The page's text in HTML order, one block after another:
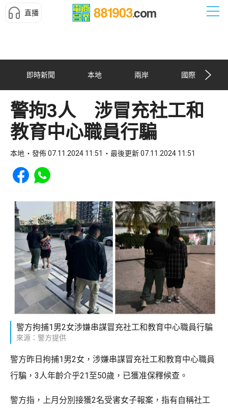
直播
即時新聞 本地 兩岸 國際
警拘3人 涉冒充社工和
教育中心職員行騙
本地 發佈 07.11.2024 11:51 最後更新 07.11.2024 11:51
Share to Facebook
Share to WhatsApp
警方拘捕1男2女涉嫌串謀冒充社工和教育中心職員行騙
來源：警方提供
警方昨日拘捕1男2女，涉嫌串謀冒充社工和教育中心職員
行騙，3人年齡介乎21至50歲，已獲准保釋候查。
警方指，上月分別接獲2名受害女子報案，指有自稱社工